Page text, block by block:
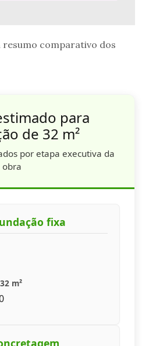
resumo comparativo dos
para
de 32 m²
por etapa executiva da
obra
fixa
m²